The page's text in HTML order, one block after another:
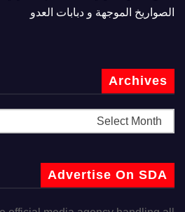
الصواريخ الموجهة و دبابات العدو
Archives
Advertise On SDA